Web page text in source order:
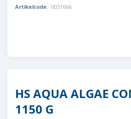
Artikelcode: 0031666
HS AQUA ALGAE
1150 G